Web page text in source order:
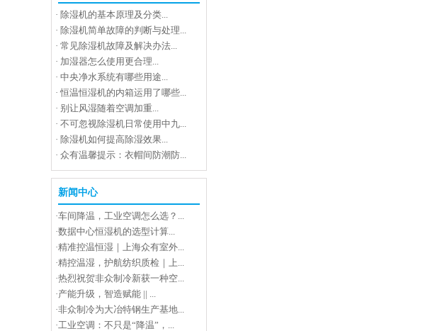
· 除湿机的基本原理及分类...
· 除湿机简单故障的判断与处理...
· 常见除湿机故障及解决办法...
· 加湿器怎么使用更合理...
· 中央净水系统有哪些用途...
· 恒温恒湿机的内箱运用了哪些...
· 别让风湿随着空调加重...
· 不可忽视除湿机日常使用中九...
· 除湿机如何提高除湿效果...
· 众有温馨提示：衣帽间防潮防...
新闻中心
·车间降温，工业空调怎么选？...
·数据中心恒湿机的选型计算...
·精准控温恒湿｜上海众有室外...
·精控温湿，护航纺织质检｜上...
·热烈祝贺非众制冷新获一种空...
·产能升级，智造赋能 || ...
·非众制冷为大冶特钢生产基地...
·工业空调：不只是“降温”，...